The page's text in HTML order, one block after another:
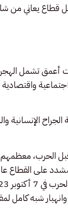
قطاع يعاني من
أعمق تشمل
اجتماعية
الإنسانية
العالم، ويقطنه نحو 2.4 مليون فلسطيني قبل
الحصار الإسرائيلي المشدد على
2007، يعاني السكان من أزمات
شبه كامل